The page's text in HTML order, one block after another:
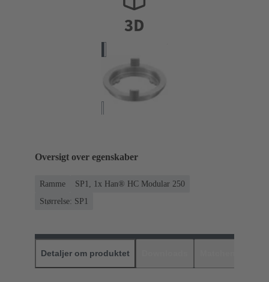
Oversigt over egenskaber
Ramme
SP1, 1x Han® HC Modular 250
Størrelse: SP1
Detaljer om produktet